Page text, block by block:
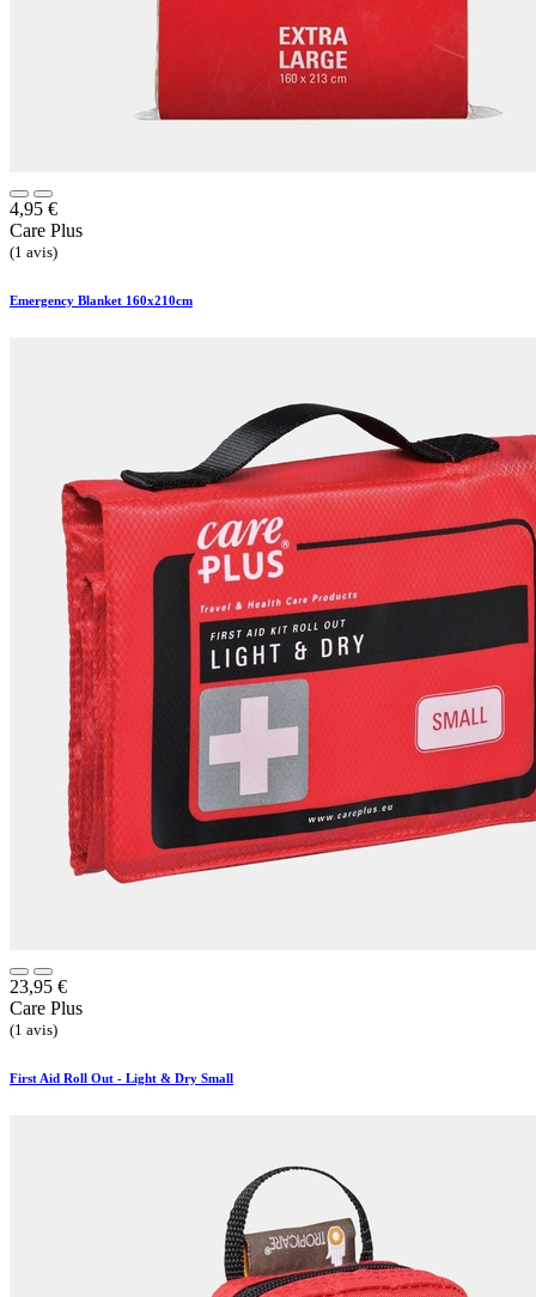
4,95 €
Care Plus
(1 avis)
Emergency Blanket 160x210cm
23,95 €
Care Plus
(1 avis)
First Aid Roll Out - Light & Dry Small